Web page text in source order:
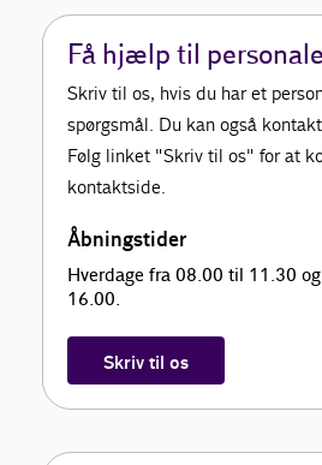
Få hjælp til
Skriv til os, hvis du har et
spørgsmål. Du kan også
Følg linket "Skriv til os" for at
kontaktside.
Åbningstider
Hverdage fra 08.00 til 11.30
16.00.
Skriv til os